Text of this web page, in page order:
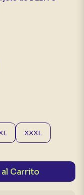
XXXL
Carrito